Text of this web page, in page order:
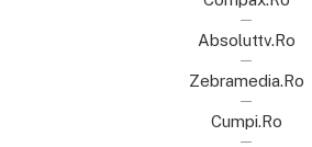
Absoluttv.ro
Zebramedia.ro
Cumpi.ro